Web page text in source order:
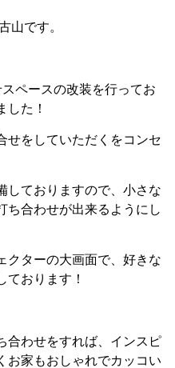
山です。
ペースの改装を行ってお
した！
せをしていただくをコンセ
しておりますので、小さな
ち合わせが出来るようにし
クターの大画面で、好きな
ております！
合わせをすれば、インスピ
お家もおしゃれでカッコい